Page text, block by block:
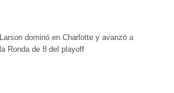
Larson dominó en Charlotte y avanzó a
la Ronda de 8 del playoff